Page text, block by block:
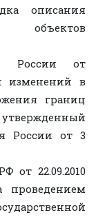
описания
объектов
России от
изменений в
границ
России от 3
от 22.09.2010